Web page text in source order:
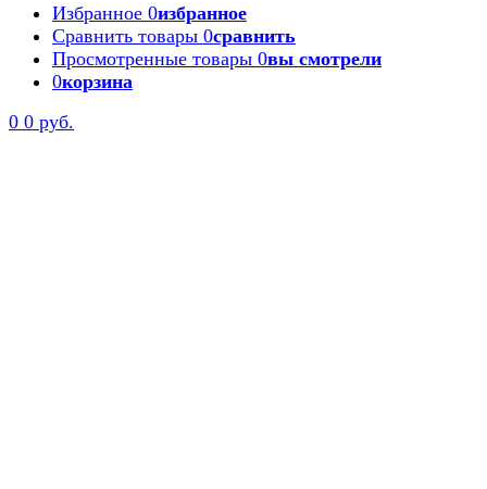
Избранное 0избранное
Сравнить товары 0сравнить
Просмотренные товары 0вы смотрели
0корзина
0 0 руб.